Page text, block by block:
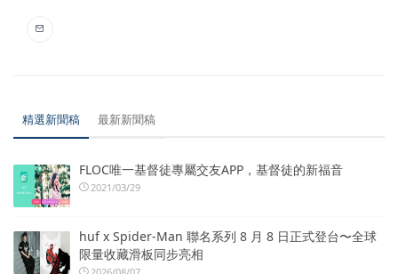
精選新聞稿 最新新聞稿
FLOC唯一基督徒專屬交友APP，基督徒的新福音
2021/03/29
huf x Spider-Man 聯名系列 8 月 8 日正式登台〜全球
限量收藏滑板同步亮相